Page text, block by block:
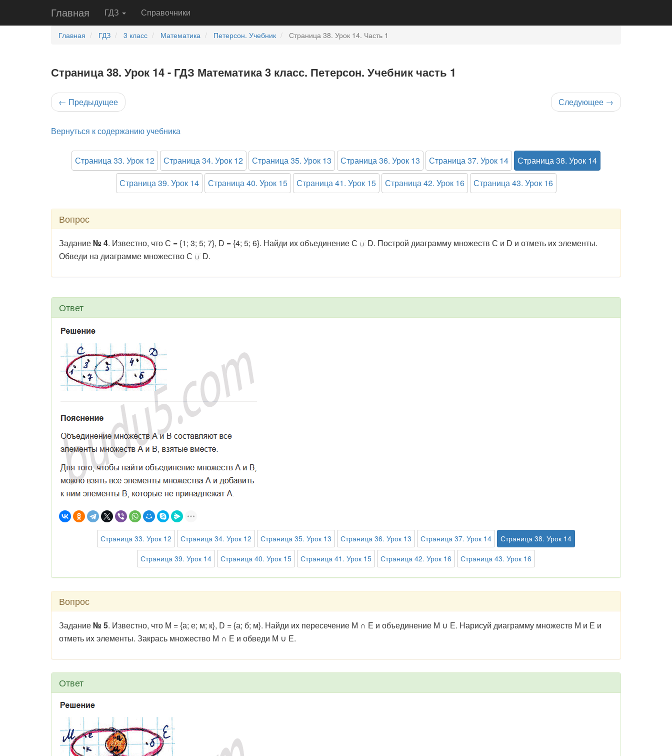
Главная ГДЗ Справочники
Главная ГДЗ 3 класс Математика Петерсон. Учебник Страница 38. Урок 14. Часть 1
Страница 38. Урок 14 - ГДЗ Математика 3 класс. Петерсон. Учебник часть 1
← Предыдущее Следующее →
Вернуться к содержанию учебника
Страница 33. Урок 12 Страница 34. Урок 12 Страница 35. Урок 13 Страница 36. Урок 13 Страница 37. Урок 14
Страница 38. Урок 14
Страница 39. Урок 14
Страница 40. Урок 15 Страница 41. Урок 15 Страница 42. Урок 16 Страница 43. Урок 16
Вопрос
Задание№ 4. Известно, что С = {1; 3; 5; 7}, D = {4; 5; 6}. Найди их объединение С
D. Построй диаграмму множеств С и D и отметь их элементы.
Обведи на диаграмме множество С
D.
Ответ
Страница 33. Урок 12 Страница 34. Урок 12 Страница 35. Урок 13 Страница 36. Урок 13 Страница 37. Урок 14
Страница 38. Урок 14
Страница 39. Урок 14
Страница 40. Урок 15 Страница 41. Урок 15 Страница 42. Урок 16 Страница 43. Урок 16
Вопрос
Задание№ 5. Известно, что М = {а; е; м; к}, D = {а; б; м}. Найди их пересечение М ∩ Е и объединение М ∪ Е. Нарисуй диаграмму множеств М и Е и
отметь их элементы. Закрась множество М ∩ Е и обведи М ∪ Е.
Ответ